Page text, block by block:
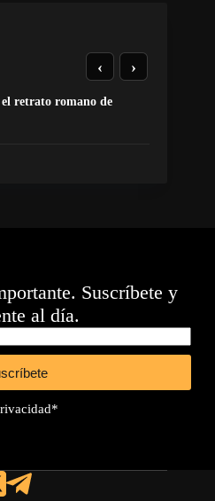
retrato romano de
‹ ›
Suscríbete y
al día.
*